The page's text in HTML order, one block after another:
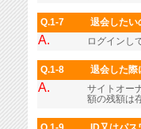
Q.1-7 退会したい
A. ログインし
Q.1-8 退会した際
A.
サイトオー
額の残額は